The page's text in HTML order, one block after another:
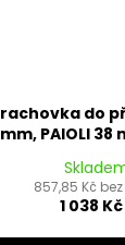
do
mm, PAIOLI 38
857,85 Kč bez
1 038 Kč